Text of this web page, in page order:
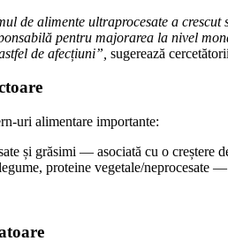
de alimente ultraprocesate a
pentru majorarea la nivel
de afecțiuni”, sugerează
uri alimentare importante:
și grăsimi — asociată cu o creștere
proteine vegetale/neprocesate